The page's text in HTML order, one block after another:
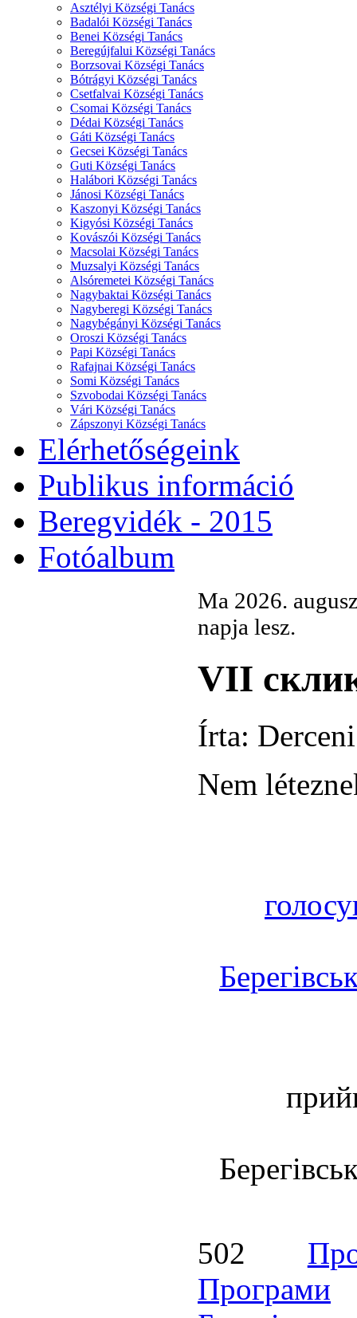
Asztélyi Községi Tanács
Badalói Községi Tanács
Benei Községi Tanács
Beregújfalui Községi Tanács
Borzsovai Községi Tanács
Bótrágyi Községi Tanács
Csetfalvai Községi Tanács
Csomai Községi Tanács
Dédai Községi Tanács
Gáti Községi Tanács
Gecsei Községi Tanács
Guti Községi Tanács
Halábori Községi Tanács
Jánosi Községi Tanács
Kaszonyi Községi Tanács
Kigyósi Községi Tanács
Kovászói Községi Tanács
Macsolai Községi Tanács
Muzsalyi Községi Tanács
Alsóremetei Községi Tanács
Nagybaktai Községi Tanács
Nagyberegi Községi Tanács
Nagybégányi Községi Tanács
Oroszi Községi Tanács
Papi Községi Tanács
Rafajnai Községi Tanács
Somi Községi Tanács
Szvobodai Községi Tanács
Vári Községi Tanács
Zápszonyi Községi Tanács
Elérhetőségeink
Publikus információ
Beregvidék - 2015
Fotóalbum
Ma 2026.
napja lesz.
VII
Írta:
Nem
502
Програми